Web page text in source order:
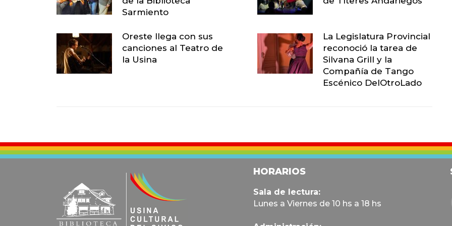
Sarmiento
Oreste llega con sus
canciones al Teatro de
la Usina
La Legislatura Provincial
reconoció la tarea de
Silvana Grill y la
Compañía de Tango
Escénico DelOtroLado
HORARIOS
Sala de lectura:
Lunes a Viernes de 10 hs a 18 hs